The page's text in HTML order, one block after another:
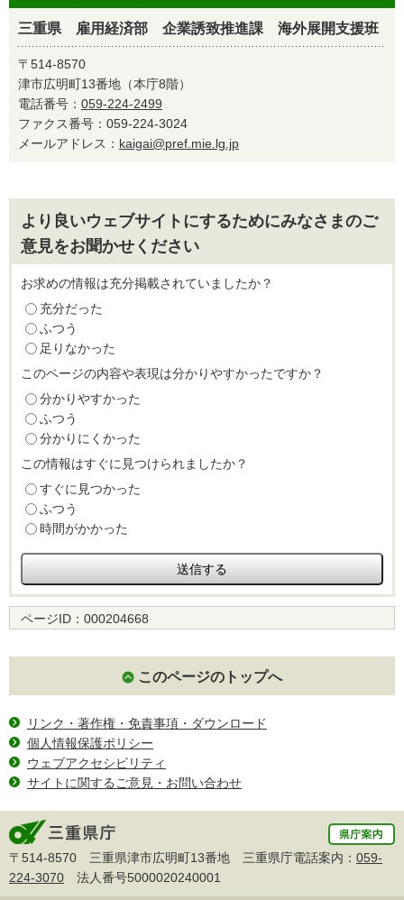
三重県 雇用経済部 企業誘致推進課 海外展開支援班
〒514-8570
津市広明町13番地（本庁8階）
電話番号： 059-224-2499
ファクス番号：059-224-3024
メールアドレス： kaigai@pref.mie.lg.jp
より良いウェブサイトにするためにみなさまのご
意見をお聞かせください
お求めの情報は充分掲載されていましたか？
充分だった
ふつう
足りなかった
このページの内容や表現は分かりやすかったですか？
分かりやすかった
ふつう
分かりにくかった
この情報はすぐに見つけられましたか？
すぐに見つかった
ふつう
時間がかかった
ページID： 000204668
このページのトップへ
リンク・著作権・免責事項・ダウンロード
個人情報保護ポリシー
ウェブアクセシビリティ
サイトに関するご意見・お問い合わせ
〒514-8570 三重県津市広明町13番地 三重県庁電話案内： 059-
224-3070 法人番号5000020240001